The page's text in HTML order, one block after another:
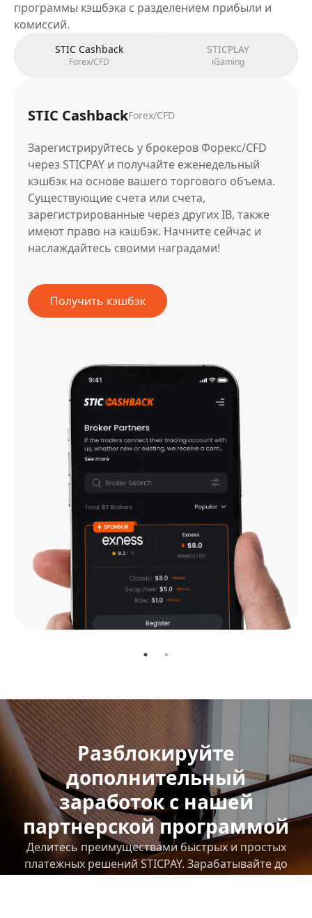
программы кэшбэка с разделением прибыли и
комиссий.
STIC Cashback
Forex/CFD
STICPLAY
iGaming
STIC CashbackForex/CFD
Зарегистрируйтесь у брокеров Форекс/CFD
через STICPAY и получайте еженедельный
кэшбэк на основе вашего торгового объема.
Существующие счета или счета,
зарегистрированные через других IB, также
имеют право на кэшбэк. Начните сейчас и
наслаждайтесь своими наградами!
Получить кэшбэк
Разблокируйте
дополнительный
заработок с нашей
партнерской программой
Делитесь преимуществами быстрых и простых
платежных решений STICPAY. Зарабатывайте до
20% комиссии на основе активности ваших